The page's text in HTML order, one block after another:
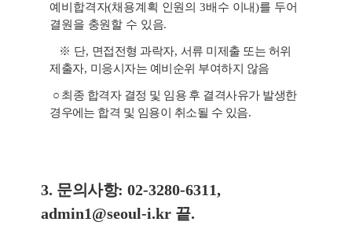
예비합격자(채용계획 인원의3배수 이내)를 두어
결원을 충원할 수 있음.
※ 단, 면접전형 과락자, 서류 미제출 또는 허위
제출자, 미응시자는 예비순위 부여하지 않음
○ 최종 합격자 결정 및 임용 후 결격사유가 발생한
경우에는 합격 및 임용이
취소될 수 있음.
3. 문의사항: 02-3280-6311,
admin1@seoul-i.kr 끝.